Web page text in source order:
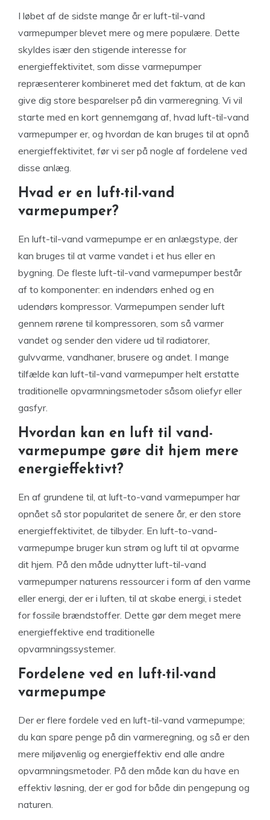
I løbet af de sidste mange år er luft-til-vand
varmepumper blevet mere og mere populære. Dette
skyldes især den stigende interesse for
energieffektivitet, som disse varmepumper
repræsenterer kombineret med det faktum, at de kan
give dig store besparelser på din varmeregning. Vi vil
starte med en kort gennemgang af, hvad luft-til-vand
varmepumper er, og hvordan de kan bruges til at opnå
energieffektivitet, før vi ser på nogle af fordelene ved
disse anlæg.
Hvad er en luft-til-vand
varmepumper?
En luft-til-vand varmepumpe er en anlægstype, der
kan bruges til at varme vandet i et hus eller en
bygning. De fleste luft-til-vand varmepumper består
af to komponenter: en indendørs enhed og en
udendørs kompressor. Varmepumpen sender luft
gennem rørene til kompressoren, som så varmer
vandet og sender den videre ud til radiatorer,
gulvvarme, vandhaner, brusere og andet. I mange
tilfælde kan luft-til-vand varmepumper helt erstatte
traditionelle opvarmningsmetoder såsom oliefyr eller
gasfyr.
Hvordan kan en luft til vand-
varmepumpe gøre dit hjem mere
energieffektivt?
En af grundene til, at luft-to-vand varmepumper har
opnået så stor popularitet de senere år, er den store
energieffektivitet, de tilbyder. En luft-to-vand-
varmepumpe bruger kun strøm og luft til at opvarme
dit hjem. På den måde udnytter luft-til-vand
varmepumper naturens ressourcer i form af den varme
eller energi, der er i luften, til at skabe energi, i stedet
for fossile brændstoffer. Dette gør dem meget mere
energieffektive end traditionelle
opvarmningssystemer.
Fordelene ved en luft-til-vand
varmepumpe
Der er flere fordele ved en luft-til-vand varmepumpe;
du kan spare penge på din varmeregning, og så er den
mere miljøvenlig og energieffektiv end alle andre
opvarmningsmetoder. På den måde kan du have en
effektiv løsning, der er god for både din pengepung og
naturen.